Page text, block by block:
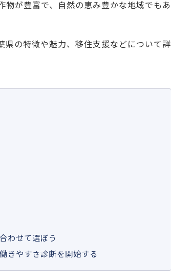
物が豊富で、自然の恵み豊かな地域でもあ
県の特徴や魅力、移住支援などについて詳
わせて選ぼう
きやすさ診断を開始する